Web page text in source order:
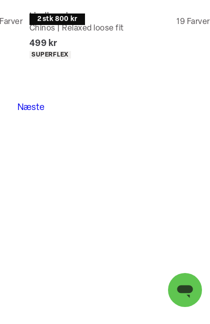
Farver 2 stk 800 kr
Lindbergh
Chinos | Relaxed loose fit
19 Farver
I alt (inkl. rabat)
499 kr
Produkt egenskaber
SUPERFLEX
Næste